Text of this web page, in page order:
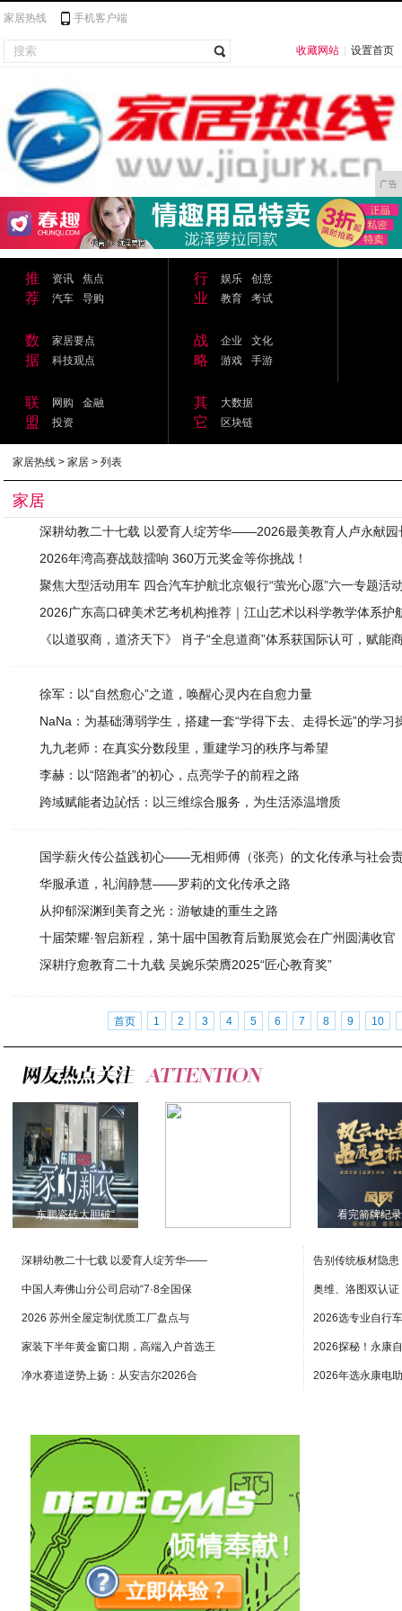
家居热线 手机客户端
收藏网站 设置首页
广告
推
荐
资讯
焦点
汽车
导购
行
业
娱乐
创意
教育
考试
数
据
家居要点
科技观点
战
略
企业
文化
游戏
手游
联
盟
网购
金融
投资
其
它
大数据
区块链
家居热线 >家居 > 列表
家居
深耕幼教二十七载 以爱育人绽芳华——2026最美教育人卢永献园
2026年湾高赛战鼓擂响 360万元奖金等你挑战！
聚焦大型活动用车 四合汽车护航北京银行“萤光心愿”六一专题活
2026广东高口碑美术艺考机构推荐｜江山艺术以科学教学体系护
《以道驭商，道济天下》 肖子“全息道商”体系获国际认可，赋能
徐军：以“自然愈心”之道，唤醒心灵内在自愈力量
NaNa：为基础薄弱学生，搭建一套“学得下去、走得长远”的学习
九九老师：在真实分数段里，重建学习的秩序与希望
李赫：以“陪跑者”的初心，点亮学子的前程之路
跨域赋能者边訫恬：以三维综合服务，为生活添温增质
国学薪火传公益践初心——无相师傅（张亮）的文化传承与社会
华服承道，礼润静慧——罗莉的文化传承之路
从抑郁深渊到美育之光：游敏婕的重生之路
十届荣耀·智启新程，第十届中国教育后勤展览会在广州圆满收官
深耕疗愈教育二十九载 吴婉乐荣膺2025“匠心教育奖”
首页 1 2 3 4 5 6 7 8 9 10
东鹏瓷砖大胆破“ 看完箭牌纪
深耕幼教二十七载 以爱育人绽芳华——
中国人寿佛山分公司启动“7·8全国保
2026 苏州全屋定制优质工厂盘点与
家装下半年黄金窗口期，高端入户首选王
净水赛道逆势上扬：从安吉尔2026合
告别传统板材隐
奥维、洛图双认
2026选专业自行
2026探秘！永康
2026年选永康电